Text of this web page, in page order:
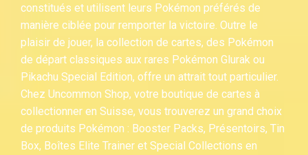
constitués et utilisent leurs Pokémon préférés de
manière ciblée pour remporter la victoire. Outre le
plaisir de jouer, la collection de cartes, des Pokémon
de départ classiques aux rares Pokémon Glurak ou
Pikachu Special Edition, offre un attrait tout particulier.
Chez Uncommon Shop, votre boutique de cartes à
collectionner en Suisse, vous trouverez un grand choix
de produits Pokémon : Booster Packs, Présentoirs, Tin
Box, Boîtes Elite Trainer et Special Collections en